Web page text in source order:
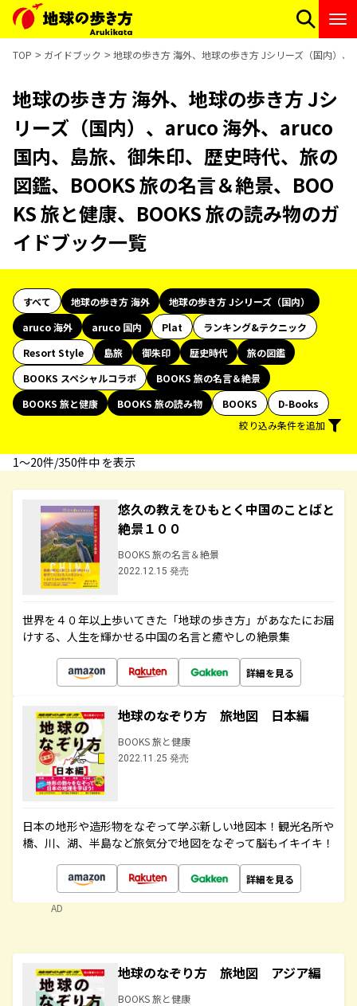
TOP ガイドブック 地球の歩き方 海外、地球の歩き方 Jシリーズ（国内）
地球の歩き方 海外、地球の歩き方 Jシ
リーズ（国内）、aruco 海外、aruco
国内、島旅、御朱印、歴史時代、旅の
図鑑、BOOKS 旅の名言＆絶景、BOO
KS 旅と健康、BOOKS 旅の読み物のガ
イドブック一覧
すべて 地球の歩き方 海外
地球の歩き方 Jシリーズ（国内）
aruco 海外
aruco 国内 Plat
ランキング&テクニック
Resort Style
島旅 御朱印 歴史時代
旅の図鑑
BOOKS スペシャルコラボ
BOOKS 旅の名言＆絶景
BOOKS 旅と健康
BOOKS 旅の読み物 BOOKS
D-Books
絞り込み条件を追加
1〜20件/350件中 を表示
悠久の教えをひもとく中国のことばと
絶景１００
BOOKS 旅の名言＆絶景
2022.12.15 発売
世界を４０年以上歩いてきた「地球の歩き方」があなたにお届
けする、人生を輝かせる中国の名言と癒やしの絶景集
詳細を見る
地球のなぞり方 旅地図 日本編
BOOKS 旅と健康
2022.11.25 発売
日本の地形や造形物をなぞって学ぶ新しい地図本！観光名所や
橋、川、湖、半島など旅気分で地図をなぞって脳もイキイキ！
詳細を見る
AD
地球のなぞり方 旅地図 アジア編
BOOKS 旅と健康